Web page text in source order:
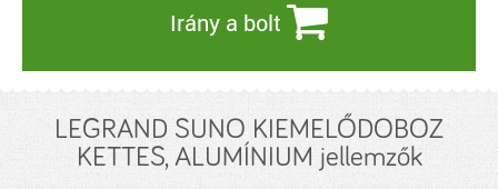
Irány a bolt
LEGRAND SUNO KIEMELŐDOBOZ
KETTES, ALUMÍNIUM jellemzők